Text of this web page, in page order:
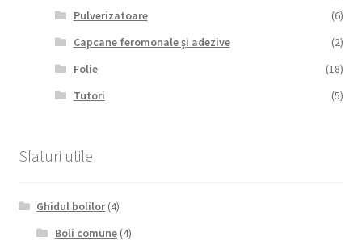
Pulverizatoare
(6)
Capcane feromonale și adezive
(2)
Folie
(18)
Tutori
(5)
Sfaturi utile
Ghidul bolilor(4)
Boli comune(4)